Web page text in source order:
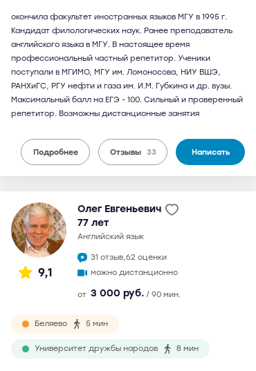
окончила факультет иностранных языков МГУ в 1995 г.
Кандидат филологических наук. Ранее преподаватель
английского языка в МГУ. В настоящее время
профессиональный частный репетитор. Ученики
поступали в МГИМО, МГУ им. Ломоносова, НИУ ВШЭ,
РАНХиГС, РГУ нефти и газа им. И.М. Губкина и др. вузы.
Максимальный балл на ЕГЭ - 100. Сильный и проверенный
репетитор. Возможны дистанционные занятия
Подробнее Отзывы 33 Написать
9,1
Олег Евгеньевич
77 лет
английский язык
31 отзыв,62 оценки
можно дистанционно
от 3 000 руб. / 90 мин.
Беляево 5 мин
Университет дружбы народов 8 мин